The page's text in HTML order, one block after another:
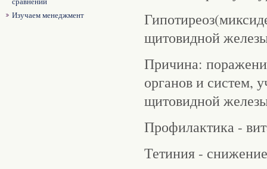
Изучаем менеджмент
щитовидной
Причина:
органов и систем,
щитовидной
Профилактика -
Тетиния -